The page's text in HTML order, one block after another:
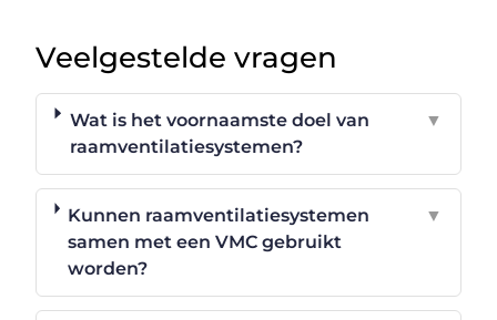
Veelgestelde vragen
Wat is het voornaamste doel van
raamventilatiesystemen?
▼
Kunnen raamventilatiesystemen
samen met een VMC gebruikt
worden?
▼